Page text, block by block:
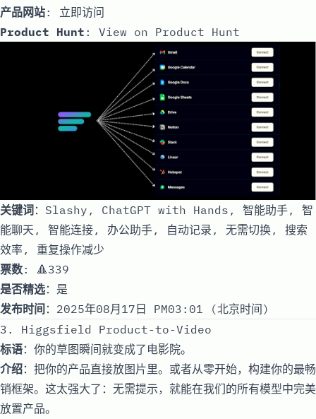
产品网站: 立即访问
Product Hunt : View on Product Hunt
关键词：Slashy, ChatGPT with Hands, 智能助手, 智
能聊天, 智能连接, 办公助手, 自动记录, 无需切换, 搜索
效率, 重复操作减少
票数: 🔺339
是否精选：是
发布时间 ：2025年08月17日 PM03:01 (北京时间)
3. Higgsfield Product-to-Video
标语：你的草图瞬间就变成了电影院。
介绍：把你的产品直接放图片里。或者从零开始，构建你的最畅
销框架。这太强大了：无需提示，就能在我们的所有模型中完美
放置产品。